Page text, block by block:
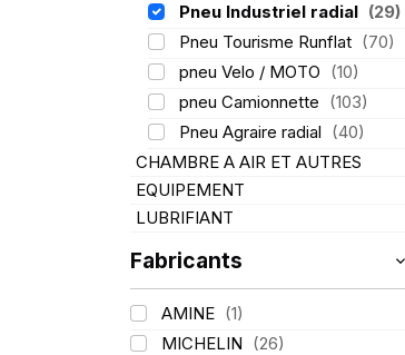
Pneu Industriel radial (29)
Pneu Tourisme Runflat (70)
pneu Velo / MOTO (10)
pneu Camionnette (103)
Pneu Agraire radial (40)
CHAMBRE A AIR ET AUTRES
EQUIPEMENT
LUBRIFIANT
Fabricants
AMINE (1)
MICHELIN (26)